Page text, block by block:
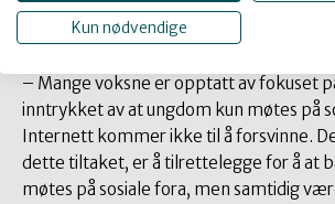
finne ut av hvordan mange ungdommer
sted kan videreutvikles til noe
– Mange voksne er opptatt av fokuset
inntrykket av at ungdom kun møtes på
Internett kommer ikke til å forsvinne.
dette tiltaket, er å tilrettelegge for å at
møtes på sosiale fora, men samtidig
Kun nødvendige